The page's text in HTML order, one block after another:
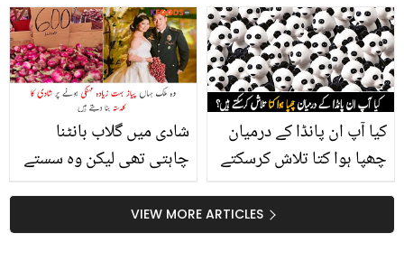
خوشخبری سنا دی
کے تیل میں صحت و
خوبصورتی کے ایک نہیں
ڈھیروں مسائل کے حل
شادی میں گلاب بانٹنا
چاہتی تھی لیکن وہ سستے
زیادہ مہنگی ہونے پر شادی
کیا آپ ان پانڈا کے درمیان
چھپا ہوا کتا تلاش کرسکتے
جواب دیں پھر ہم بھی آپ
کی ذہانت کے قائل ہوجائیں
VIEW MORE ARTICLES